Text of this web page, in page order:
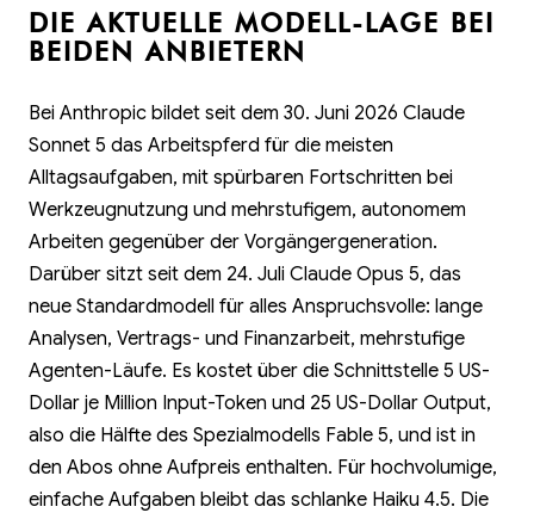
DIE AKTUELLE MODELL-LAGE BEI
BEIDEN ANBIETERN
Bei Anthropic bildet seit dem 30. Juni 2026 Claude
Sonnet 5 das Arbeitspferd für die meisten
Alltagsaufgaben, mit spürbaren Fortschritten bei
Werkzeugnutzung und mehrstufigem, autonomem
Arbeiten gegenüber der Vorgängergeneration.
Darüber sitzt seit dem 24. Juli Claude Opus 5, das
neue Standardmodell für alles Anspruchsvolle: lange
Analysen, Vertrags- und Finanzarbeit, mehrstufige
Agenten-Läufe. Es kostet über die Schnittstelle 5 US-
Dollar je Million Input-Token und 25 US-Dollar Output,
also die Hälfte des Spezialmodells Fable 5, und ist in
den Abos ohne Aufpreis enthalten. Für hochvolumige,
einfache Aufgaben bleibt das schlanke Haiku 4.5. Die